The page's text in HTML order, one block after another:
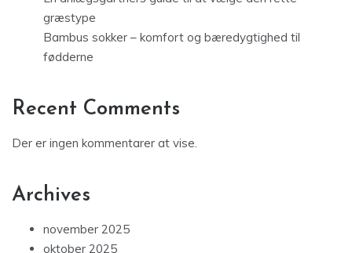
græstype
Bambus sokker – komfort og bæredygtighed til
fødderne
Recent Comments
Der er ingen kommentarer at vise.
Archives
november 2025
oktober 2025